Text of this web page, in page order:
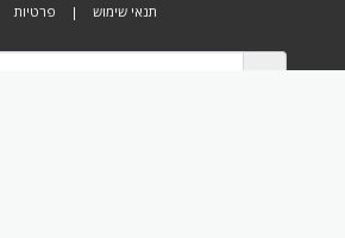
תנאי שימוש | פרטיות